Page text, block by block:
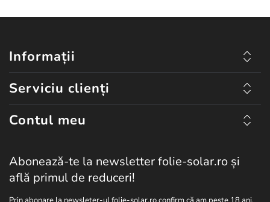
Informații
Serviciu clienți
Contul meu
Abonează-te la newsletter folie-solar.ro și
află primul de reduceri!